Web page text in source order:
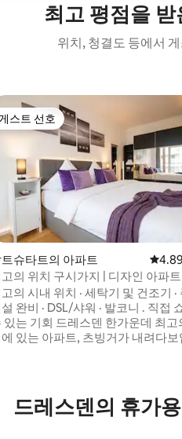
최고 평점을
위치, 청결도 등에서
점), 후기 189개
스트 선호
스트 선호
슈타트의 아파트 평점
의 위치 구시가지 | 디자인 아파트
츠빙거
의 시내 위치 · 세탁기 및 건조기 ·
완비 · DSL/샤워 · 발코니 . 직접
회 드레스덴 한가운데 최고의 위
있는 아파트, 츠빙거가 내려다보
거 슈트라세, 쇼핑 알트마르크트까
로 5분 거리에 있는 최고의 위치!
드레스덴의 휴가